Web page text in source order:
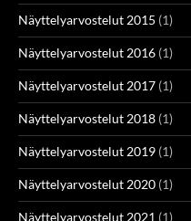
Näyttelyarvostelut 2015 (1)
Näyttelyarvostelut 2016 (1)
Näyttelyarvostelut 2017 (1)
Näyttelyarvostelut 2018 (1)
Näyttelyarvostelut 2019 (1)
Näyttelyarvostelut 2020 (1)
Näyttelyarvostelut 2021 (1)